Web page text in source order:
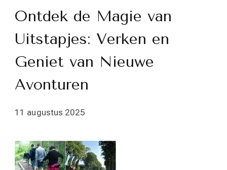
Ontdek de Magie van
Uitstapjes: Verken en
Geniet van Nieuwe
Avonturen
11 augustus 2025